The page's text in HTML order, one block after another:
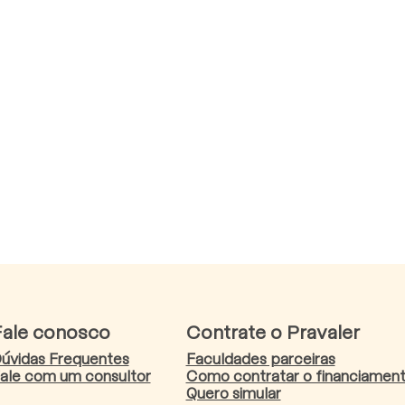
conosco
Frequentes
com um consultor
Contrate o Pravaler
Faculdades parceiras
Como contratar o
Quero simular